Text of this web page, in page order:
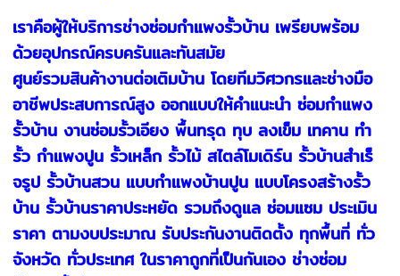
เราคือผู้ให้บริการช่างซ่อมกำแพงรั้วบ้าน เพรียบพร้อม
ด้วยอุปกรณ์ครบครันและทันสมัย
ศูนย์รวมสินค้างานต่อเติมบ้าน โดยทีมวิศวกรและช่างมือ
อาชีพประสบการณ์สูง ออกแบบให้คำแนะนำ ซ่อมกำแพง
รั้วบ้าน งานซ่อมรั้วเอียง พื้นทรุด ทุบ ลงเข็ม เทคาน ทำ
รั้ว กำแพงปูน รั้วเหล็ก รั้วไม้ สไตล์โมเดิร์น รั้วบ้านสําเร็
จรูป รั้วบ้านสวน แบบกําแพงบ้านปูน แบบโครงสร้างรั้ว
บ้าน รั้วบ้านราคาประหยัด รวมถึงดูแล ซ่อมแซม ประเมิน
ราคา ตามงบประมาณ รับประกันงานติดตั้ง ทุกพื้นที่ ทั่ว
จังหวัด ทั่วประเทศ ในราคาถูกที่เป็นกันเอง ช่างซ่อม